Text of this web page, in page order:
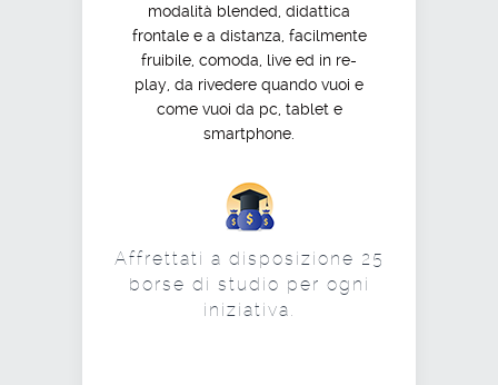
modalità blended, didattica
frontale e a distanza, facilmente
fruibile, comoda, live ed in re-
play, da rivedere quando vuoi e
come vuoi da pc, tablet e
smartphone.
Affrettati a disposizione 25
borse di studio per ogni
iniziativa.